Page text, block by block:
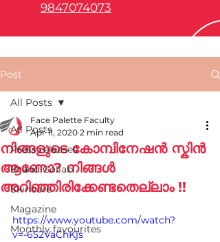
9847074073
Post
All Posts
Press releases
Brand Collab
Skincare
Magazine
Monthly favourites
All Posts
നിങ്ങളുടെ കോമ്പിനേഷൻ സ്കിൻ
ആണോ? നിങ്ങൾ
അറിഞ്ഞിരിക്കേണ്ടതെല്ലാം !!
Face Palette Faculty
Apr 11, 2020 2 min read
https://www.youtube.com/watch?
v=-652VaChKjs